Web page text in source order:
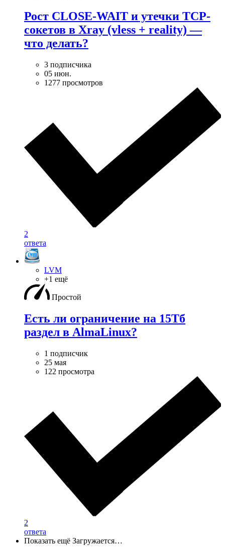
Рост CLOSE-WAIT и утечки TCP-
сокетов в Xray (vless + reality) —
что делать?
3 подписчика
05 июн.
1277 просмотров
2
ответа
LVM
+1 ещё
Простой
Есть ли ограничение на 15Тб
раздел в AlmaLinux?
1 подписчик
25 мая
122 просмотра
2
ответа
Показать ещё Загружается…